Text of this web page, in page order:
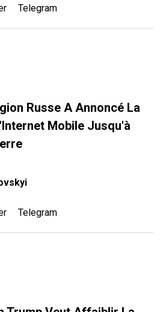
Telegram
Russe A Annoncé La
Mobile Jusqu'à
Telegram